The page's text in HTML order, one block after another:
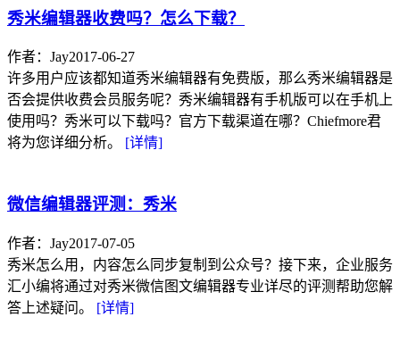
秀米编辑器收费吗？怎么下载？
作者：Jay2017-06-27
许多用户应该都知道秀米编辑器有免费版，那么秀米编辑器是
否会提供收费会员服务呢？秀米编辑器有手机版可以在手机上
使用吗？秀米可以下载吗？官方下载渠道在哪？Chiefmore君
将为您详细分析。 [详情]
微信编辑器评测：秀米
作者：Jay2017-07-05
秀米怎么用，内容怎么同步复制到公众号？接下来，企业服务
汇小编将通过对秀米微信图文编辑器专业详尽的评测帮助您解
答上述疑问。 [详情]